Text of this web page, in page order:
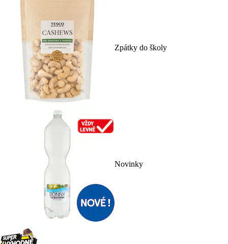
Zpátky do školy
Novinky